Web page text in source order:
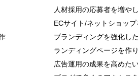
人材採用の応募者を増や
ECサイト/ネットショッ
ブランディングを強化し
ランディングページを作
広告運用の成果を高めた